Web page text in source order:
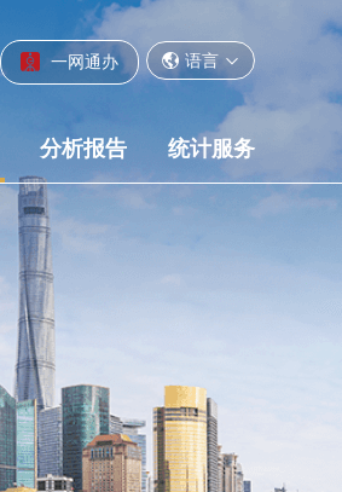
一网通办 语言
分析报告 统计服务